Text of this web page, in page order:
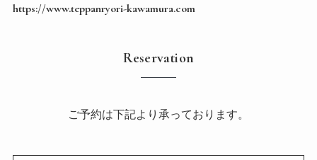
https://www.teppanryori-kawamura.com
Reservation
ご予約は下記より承っております。